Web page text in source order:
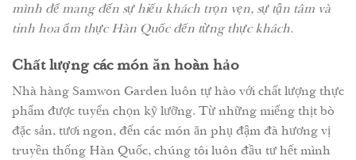
mình để mang đến sự hiếu khách trọn vẹn, sự tận tâm và
tinh hoa ẩm thực Hàn Quốc đến từng thực khách.
Chất lượng các món ăn hoàn hảo
Nhà hàng Samwon Garden luôn tự hào với chất lượng thực
phẩm được tuyển chọn kỹ lưỡng. Từ những miếng thịt bò
đặc sản, tươi ngon, đến các món ăn phụ đậm đà hương vị
truyền thống Hàn Quốc, chúng tôi luôn đầu tư hết mình